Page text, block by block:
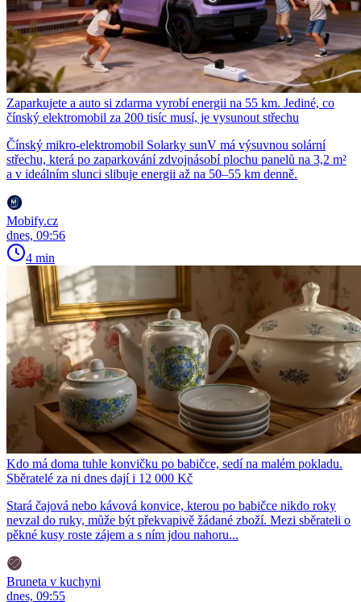
Zaparkujete a auto si zdarma vyrobí energii na 55 km. Jediné, co
čínský elektromobil za 200 tisíc musí, je vysunout střechu
Čínský mikro-elektromobil Solarky sunV má výsuvnou solární
střechu, která po zaparkování zdvojnásobí plochu panelů na 3,2 m²
a v ideálním slunci slibuje energii až na 50–55 km denně.
Mobify.cz
dnes, 09:56
4 min
Kdo má doma tuhle konvičku po babičce, sedí na malém pokladu.
Sběratelé za ni dnes dají i 12 000 Kč
Stará čajová nebo kávová konvice, kterou po babičce nikdo roky
nevzal do ruky, může být překvapivě žádané zboží. Mezi sběrateli o
pěkné kusy roste zájem a s ním jdou nahoru...
Bruneta v kuchyni
dnes, 09:55